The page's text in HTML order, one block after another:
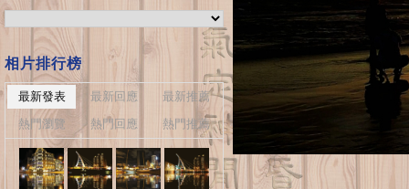
相片排行榜
最新發表 最新回應
最新推薦
熱門瀏覽
熱門回應 熱門推薦